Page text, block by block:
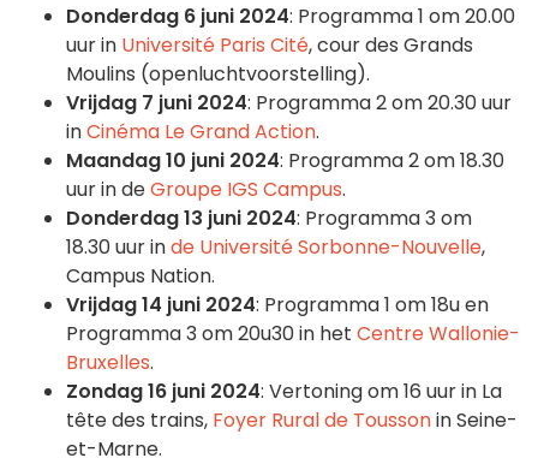
Donderdag 6 juni 2024: Programma 1 om 20.00
uur in Université Paris Cité, cour des Grands
Moulins (openluchtvoorstelling).
Vrijdag 7 juni 2024: Programma 2 om 20.30 uur
inCinéma Le Grand Action.
Maandag 10 juni 2024: Programma 2 om 18.30
uur in deGroupe IGS Campus.
Donderdag 13 juni 2024: Programma 3 om
18.30 uur inde Université Sorbonne-Nouvelle,
Campus Nation.
Vrijdag 14 juni 2024: Programma 1 om 18u en
Programma 3 om 20u30 in het Centre Wallonie-
Bruxelles.
Zondag 16 juni 2024: Vertoning om 16 uur in La
tête des trains, Foyer Rural de Toussonin Seine-
et-Marne.